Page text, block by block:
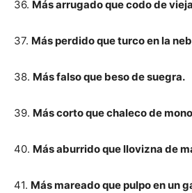
36. Más arrugado que codo de
37. Más perdido que turco en la
38. Más falso que beso de suegra.
39. Más corto que chaleco de
40. Más aburrido que llovizna de
41. Más mareado que pulpo en un